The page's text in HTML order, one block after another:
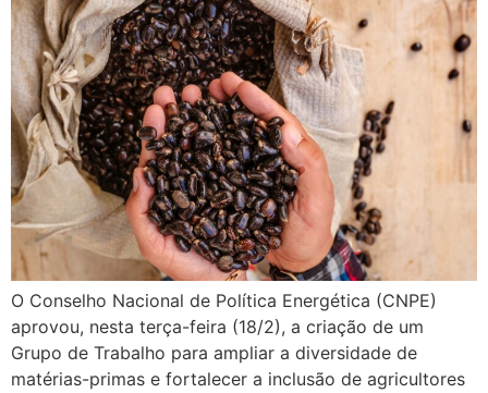
O Conselho Nacional de Política Energética (CNPE)
aprovou, nesta terça-feira (18/2), a criação de um
Grupo de Trabalho para ampliar a diversidade de
matérias-primas e fortalecer a inclusão de agricultores